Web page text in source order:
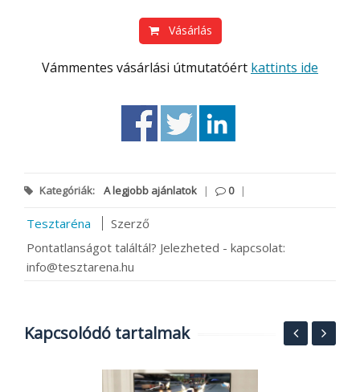
Vásárlás
Vámmentes vásárlási útmutatóért kattints ide
Kategóriák: A legjobb ajánlatok | 0 |
Tesztaréna
Szerző
Pontatlanságot találtál? Jelezheted - kapcsolat:
info@tesztarena.hu
Kapcsolódó tartalmak